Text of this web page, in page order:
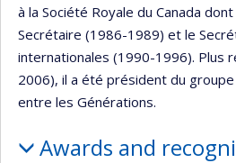
à la Société Royale du Canada
Secrétaire (1986-1989) et le
internationales (1990-1996). Plus
2006), il a été président du
entre les Générations.
Awards and